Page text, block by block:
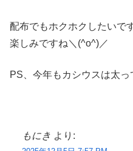
配布でもホクホクしたいで
楽しみですね＼(^o^)／
PS、今年もカシウスは太っ
もにき より: